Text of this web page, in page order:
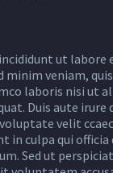
ut labore
minim veniam,
laboris nisi ut
Duis aute irure
velit
in culpa qui
Sed ut